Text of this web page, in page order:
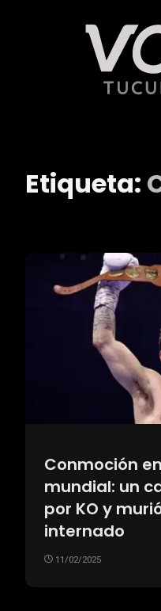
Etiqueta:
Conmoción
mundial: un
por KO y
internado
11/02/2025